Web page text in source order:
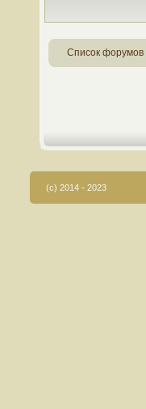
Список форумов
(c) 2014 - 2023